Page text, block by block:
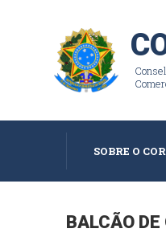
SOBRE O
BALCÃO DE